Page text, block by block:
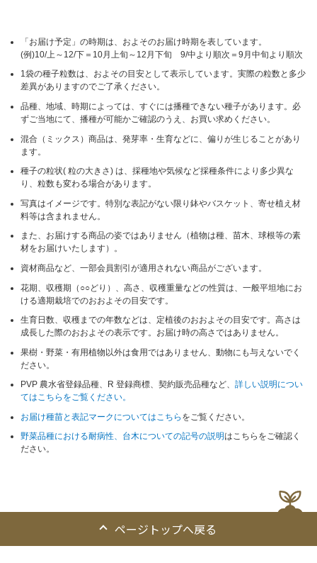
「お届け予定」の時期は、およそのお届け時期を表しています。
(例)10/上～12/下＝10月上旬～12月下旬 9/中より順次＝9月中旬より順次
1袋の種子粒数は、およその目安として表示しています。実際の粒数と多少
差異がありますのでご了承ください。
品種、地域、時期によっては、すぐには播種できない種子があります。必
ずご当地にて、播種が可能かご確認のうえ、お買い求めください。
混合（ミックス）商品は、発芽率・生育などに、偏りが生じることがあり
ます。
種子の粒状( 粒の大きさ) は、採種地や気候など採種条件により多少異な
り、粒数も変わる場合があります。
写真はイメージです。特別な表記がない限り鉢やバスケット、寄せ植え材
料等は含まれません。
また、お届けする商品の姿ではありません（植物は種、苗木、球根等の素
材をお届けいたします）。
資材商品など、一部会員割引が適用されない商品がございます。
花期、収穫期（○○どり）、高さ、収穫重量などの性質は、一般平坦地にお
ける適期栽培でのおおよその目安です。
生育日数、収穫までの年数などは、定植後のおおよその目安です。高さは
成長した際のおおよその表示です。お届け時の高さではありません。
果樹・野菜・有用植物以外は食用ではありません、動物にも与えないでく
ださい。
PVP 農水省登録品種、R 登録商標、契約販売品種など、詳しい説明につい
てはこちらをご覧ください。
お届け種苗と表記マークについてはこちら をご覧ください。
野菜品種における耐病性、台木についての記号の説明はこちらをご確認く
ださい。
ページトップへ戻る